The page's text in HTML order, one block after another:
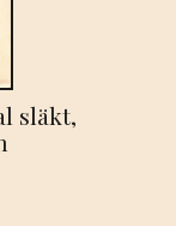
släkt,